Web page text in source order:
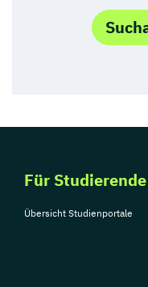
Für Studierende
Übersicht Studienportale